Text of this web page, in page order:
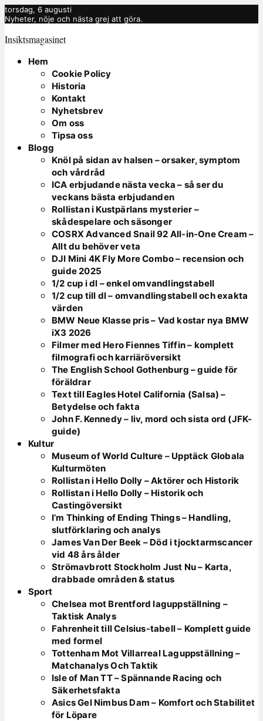
torsdag, 6 augusti
Nyheter, nöje och nästa grej att göra.
Insiktsmagasinet
Hem
Cookie Policy
Historia
Kontakt
Nyhetsbrev
Om oss
Tipsa oss
Blogg
Knöl på sidan av halsen – orsaker, symptom
och vårdråd
ICA erbjudande nästa vecka – så ser du
veckans bästa erbjudanden
Rollistan i Kustpärlans mysterier –
skådespelare och säsonger
COSRX Advanced Snail 92 All-in-One Cream –
Allt du behöver veta
DJI Mini 4K Fly More Combo – recension och
guide 2025
1/2 cup i dl – enkel omvandlingstabell
1/2 cup till dl – omvandlingstabell och exakta
värden
BMW Neue Klasse pris – Vad kostar nya BMW
iX3 2026
Filmer med Hero Fiennes Tiffin – komplett
filmografi och karriäröversikt
The English School Gothenburg – guide för
föräldrar
Text till Eagles Hotel California (Salsa) –
Betydelse och fakta
John F. Kennedy – liv, mord och sista ord (JFK-
guide)
Kultur
Museum of World Culture – Upptäck Globala
Kulturmöten
Rollistan i Hello Dolly – Aktörer och Historik
Rollistan i Hello Dolly – Historik och
Castingöversikt
I’m Thinking of Ending Things – Handling,
slutförklaring och analys
James Van Der Beek – Död i tjocktarmscancer
vid 48 års ålder
Strömavbrott Stockholm Just Nu – Karta,
drabbade områden & status
Sport
Chelsea mot Brentford laguppställning –
Taktisk Analys
Fahrenheit till Celsius-tabell – Komplett guide
med formel
Tottenham Mot Villarreal Laguppställning –
Matchanalys Och Taktik
Isle of Man TT – Spännande Racing och
Säkerhetsfakta
Asics Gel Nimbus Dam – Komfort och Stabilitet
för Löpare